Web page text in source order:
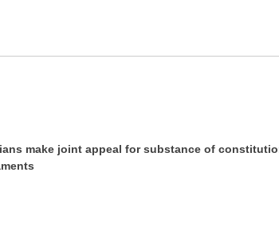
make joint appeal for substance of